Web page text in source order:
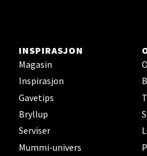
INSPIRASJON
Magasin
Inspirasjon
Gavetips
Bryllup
Serviser
Mummi-univers
Sortland - Sortland
Strangata 26, 8400 Sortland